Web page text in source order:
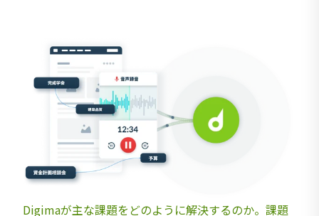
Digimaが主な課題をどのように解決するのか。課題